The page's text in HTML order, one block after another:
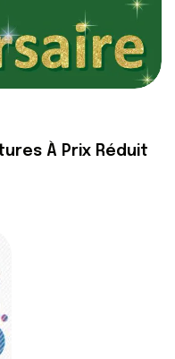
À Prix Réduit